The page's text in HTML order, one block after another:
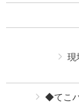
現
◆てこ